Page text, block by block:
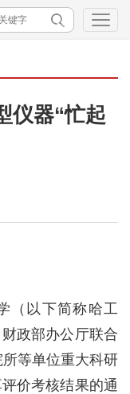
仪器“忙起
（以下简称哈工
政部办公厅联合
等单位重大科研
价考核结果的通